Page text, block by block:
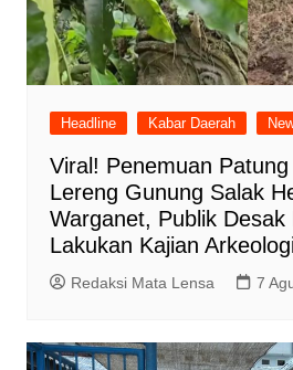
Headline Kabar Daerah
Viral! Penemuan
Lereng Gunung Salak
Warganet, Publik Desak
Lakukan Kajian
Redaksi Mata Lensa 7